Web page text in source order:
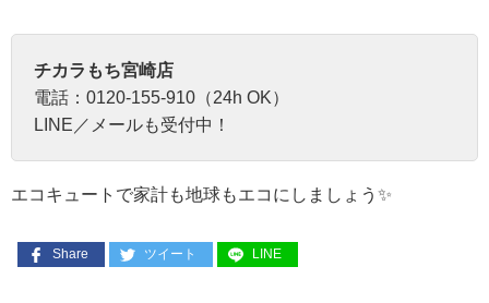
チカラもち宮崎店
電話：0120-155-910（24h OK）
LINE／メールも受付中！
エコキュートで家計も地球もエコにしましょう✨
Share ツイート LINE